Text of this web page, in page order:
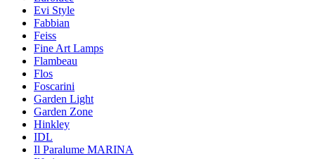
Evi Style
Fabbian
Feiss
Fine Art Lamps
Flambeau
Flos
Foscarini
Garden Light
Garden Zone
Hinkley
IDL
Il Paralume MARINA